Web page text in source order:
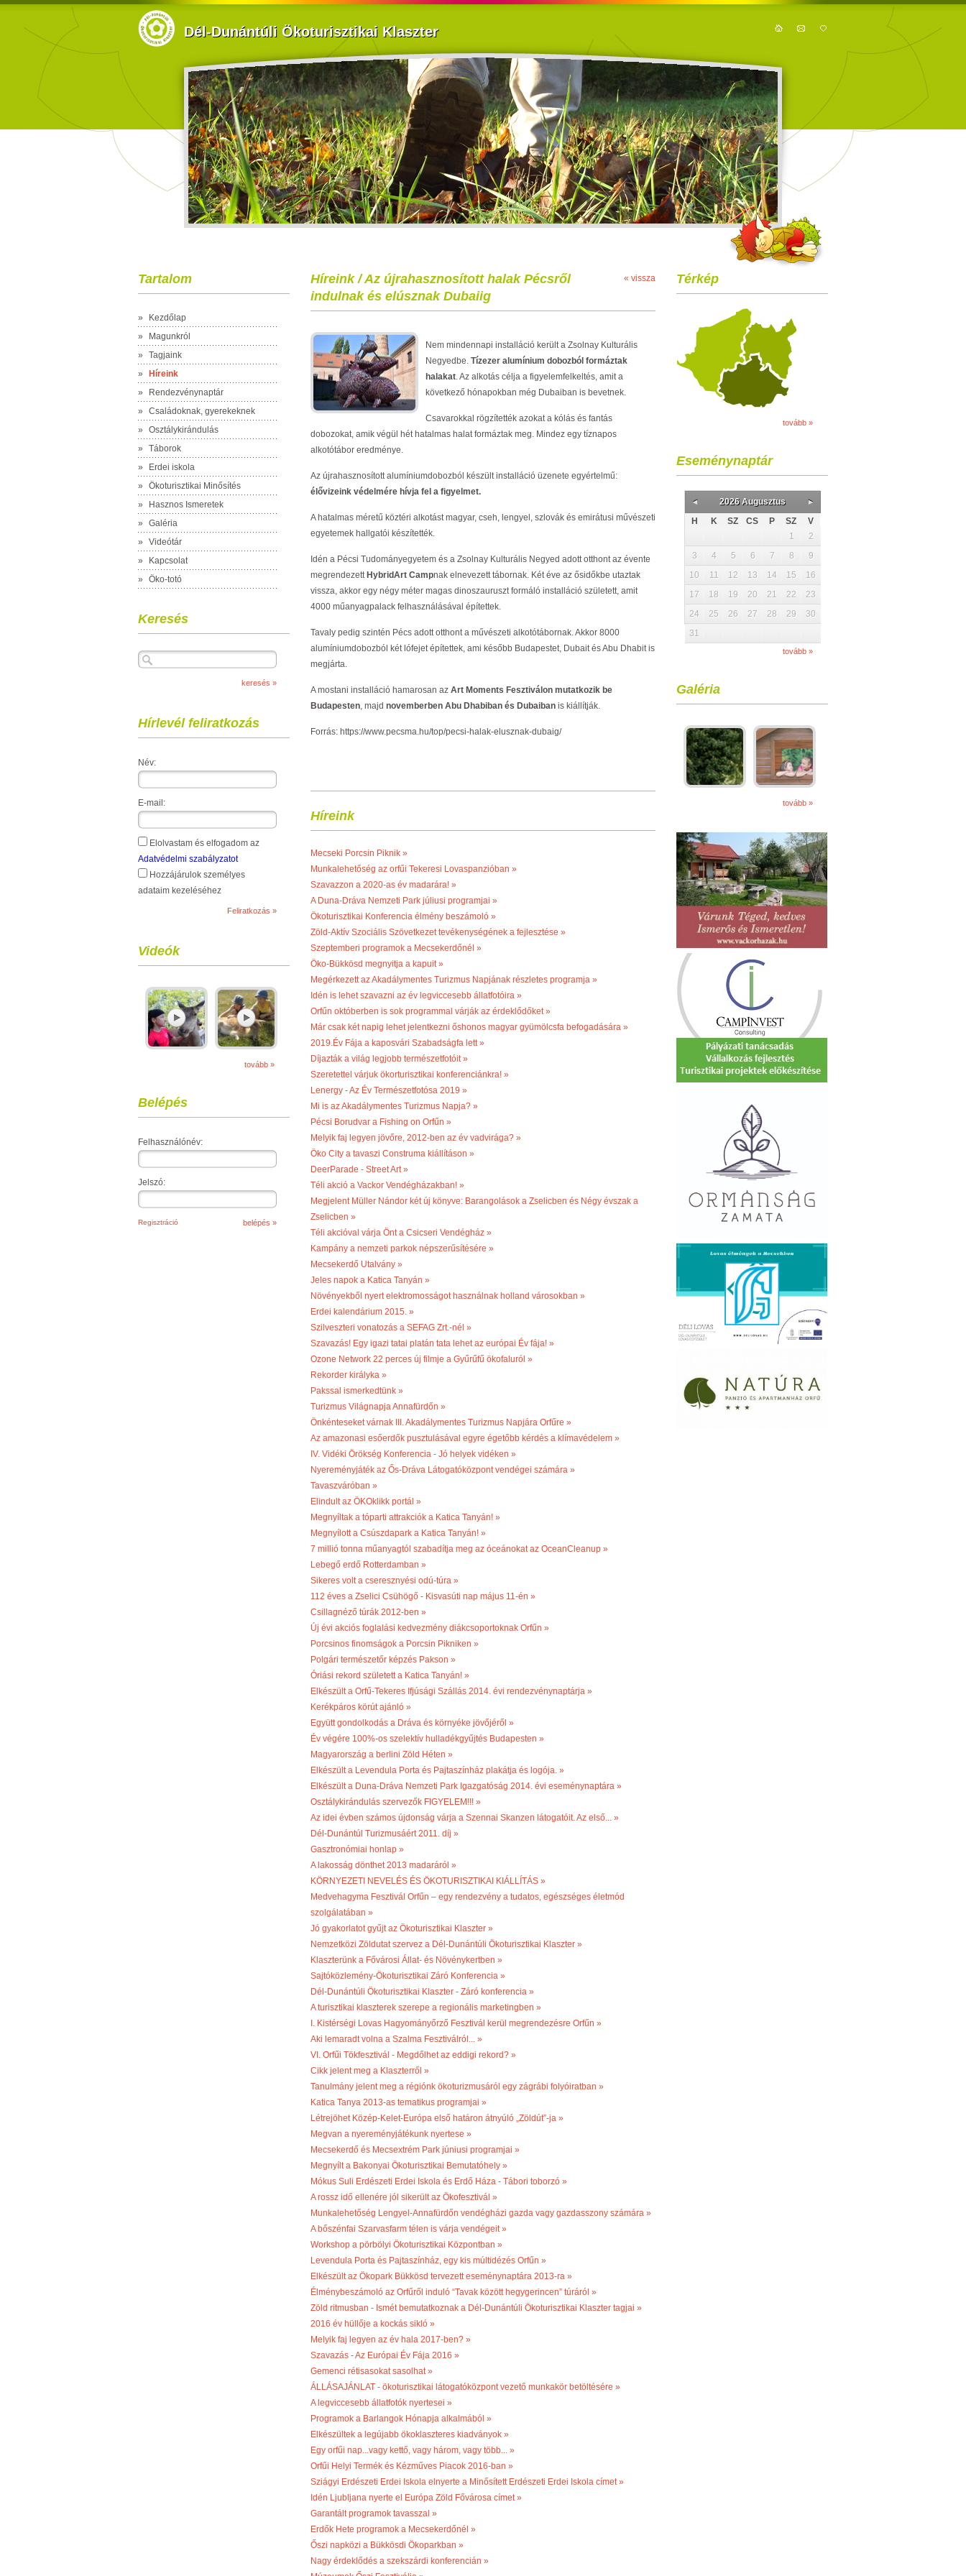
Dél-Dunántúli Ökoturisztikai Klaszter
Tartalom
»
Kezdőlap
»
Magunkról
»
Tagjaink
»
Híreink
»
Rendezvénynaptár
»
Családoknak, gyerekeknek
»
Osztálykirándulás
»
Táborok
»
Erdei iskola
»
Ökoturisztikai Minősítés
»
Hasznos Ismeretek
»
Galéria
»
Videótár
»
Kapcsolat
»
Öko-totó
Keresés
Hírlevél feliratkozás
Név:
E-mail:
Elolvastam és elfogadom az
Adatvédelmi szabályzatot
Hozzájárulok személyes
adataim kezeléséhez
Videók
tovább »
Belépés
Felhasználónév:
Jelszó:
Regisztráció
« vissza
Híreink / Az újrahasznosított halak Pécsről
indulnak és elúsznak Dubaiig
Nem mindennapi installáció került a Zsolnay Kulturális
Negyedbe. Tízezer alumínium dobozból formáztak
halakat. Az alkotás célja a figyelemfelkeltés, amit a
következő hónapokban még Dubaiban is bevetnek.
Csavarokkal rögzítették azokat a kólás és fantás
dobozokat, amik végül hét hatalmas halat formáztak meg. Mindez egy tíznapos
alkotótábor eredménye.
Az újrahasznosított alumíniumdobozból készült installáció üzenete egyértelmű:
élővizeink védelmére hívja fel a figyelmet.
A hatalmas méretű köztéri alkotást magyar, cseh, lengyel, szlovák és emirátusi művészeti
egyetemek hallgatói készítették.
Idén a Pécsi Tudományegyetem és a Zsolnay Kulturális Negyed adott otthont az évente
megrendezett HybridArt Campnak elnevezett tábornak. Két éve az ősidőkbe utaztak
vissza, akkor egy négy méter magas dinoszauruszt formáló installáció született, amit
4000 műanyagpalack felhasználásával építettek.
Tavaly pedig szintén Pécs adott otthont a művészeti alkotótábornak. Akkor 8000
alumíniumdobozból két lófejet építettek, ami később Budapestet, Dubait és Abu Dhabit is
megjárta.
A mostani installáció hamarosan az Art Moments Fesztiválon mutatkozik be
Budapesten, majd novemberben Abu Dhabiban és Dubaiban is kiállítják.
Forrás: https://www.pecsma.hu/top/pecsi-halak-elusznak-dubaig/
Híreink
Mecseki Porcsin Piknik »
Munkalehetőség az orfűi Tekeresi Lovaspanzióban »
Szavazzon a 2020-as év madarára! »
A Duna-Dráva Nemzeti Park júliusi programjai »
Ökoturisztikai Konferencia élmény beszámoló »
Zöld-Aktív Szociális Szövetkezet tevékenységének a fejlesztése »
Szeptemberi programok a Mecsekerdőnél »
Öko-Bükkösd megnyitja a kapuit »
Megérkezett az Akadálymentes Turizmus Napjának részletes programja »
Idén is lehet szavazni az év legviccesebb állatfotóira »
Orfűn októberben is sok programmal várják az érdeklődőket »
Már csak két napig lehet jelentkezni őshonos magyar gyümölcsfa befogadására »
2019.Év Fája a kaposvári Szabadságfa lett »
Díjazták a világ legjobb természetfotóit »
Szeretettel várjuk ökorturisztikai konferenciánkra! »
Lenergy - Az Év Természetfotósa 2019 »
Mi is az Akadálymentes Turizmus Napja? »
Pécsi Borudvar a Fishing on Orfűn »
Melyik faj legyen jövőre, 2012-ben az év vadvirága? »
Öko City a tavaszi Construma kiállításon »
DeerParade - Street Art »
Téli akció a Vackor Vendégházakban! »
Megjelent Müller Nándor két új könyve: Barangolások a Zselicben és Négy évszak a
Zselicben »
Téli akcióval várja Önt a Csicseri Vendégház »
Kampány a nemzeti parkok népszerűsítésére »
Mecsekerdő Utalvány »
Jeles napok a Katica Tanyán »
Növényekből nyert elektromosságot használnak holland városokban »
Erdei kalendárium 2015. »
Szilveszteri vonatozás a SEFAG Zrt.-nél »
Szavazás! Egy igazi tatai platán tata lehet az európai Év fája! »
Ozone Network 22 perces új filmje a Gyűrűfű ökofaluról »
Rekorder királyka »
Pakssal ismerkedtünk »
Turizmus Világnapja Annafürdőn »
Önkénteseket várnak III. Akadálymentes Turizmus Napjára Orfűre »
Az amazonasi esőerdők pusztulásával egyre égetőbb kérdés a klímavédelem »
IV. Vidéki Örökség Konferencia - Jó helyek vidéken »
Nyereményjáték az Ős-Dráva Látogatóközpont vendégei számára »
Tavaszváróban »
Elindult az ÖKOklikk portál »
Megnyíltak a tóparti attrakciók a Katica Tanyán! »
Megnyílott a Csúszdapark a Katica Tanyán! »
7 millió tonna műanyagtól szabadítja meg az óceánokat az OceanCleanup »
Lebegő erdő Rotterdamban »
Sikeres volt a cseresznyési odú-túra »
112 éves a Zselici Csühögő - Kisvasúti nap május 11-én »
Csillagnéző túrák 2012-ben »
Új évi akciós foglalási kedvezmény diákcsoportoknak Orfűn »
Porcsinos finomságok a Porcsin Pikniken »
Polgári természetőr képzés Pakson »
Óriási rekord született a Katica Tanyán! »
Elkészült a Orfű-Tekeres Ifjúsági Szállás 2014. évi rendezvénynaptárja »
Kerékpáros körút ajánló »
Együtt gondolkodás a Dráva és környéke jövőjéről »
Év végére 100%-os szelektív hulladékgyűjtés Budapesten »
Magyarország a berlini Zöld Héten »
Elkészült a Levendula Porta és Pajtaszínház plakátja és logója. »
Elkészült a Duna-Dráva Nemzeti Park Igazgatóság 2014. évi eseménynaptára »
Osztálykirándulás szervezők FIGYELEM!!! »
Az idei évben számos újdonság várja a Szennai Skanzen látogatóit. Az első... »
Dél-Dunántúl Turizmusáért 2011. díj »
Gasztronómiai honlap »
A lakosság dönthet 2013 madaráról »
KÖRNYEZETI NEVELÉS ÉS ÖKOTURISZTIKAI KIÁLLÍTÁS »
Medvehagyma Fesztivál Orfűn – egy rendezvény a tudatos, egészséges életmód
szolgálatában »
Jó gyakorlatot gyűjt az Ökoturisztikai Klaszter »
Nemzetközi Zöldutat szervez a Dél-Dunántúli Ökoturisztikai Klaszter »
Klaszterünk a Fővárosi Állat- és Növénykertben »
Sajtóközlemény-Ökoturisztikai Záró Konferencia »
Dél-Dunántúli Ökoturisztikai Klaszter - Záró konferencia »
A turisztikai klaszterek szerepe a regionális marketingben »
I. Kistérségi Lovas Hagyományőrző Fesztivál kerül megrendezésre Orfűn »
Aki lemaradt volna a Szalma Fesztiválról... »
VI. Orfűi Tökfesztivál - Megdőlhet az eddigi rekord? »
Cikk jelent meg a Klaszterről »
Tanulmány jelent meg a régiónk ökoturizmusáról egy zágrábi folyóiratban »
Katica Tanya 2013-as tematikus programjai »
Létrejöhet Közép-Kelet-Európa első határon átnyúló „Zöldút”-ja »
Megvan a nyereményjátékunk nyertese »
Mecsekerdő és Mecsextrém Park júniusi programjai »
Megnyílt a Bakonyai Ökoturisztikai Bemutatóhely »
Mókus Suli Erdészeti Erdei Iskola és Erdő Háza - Tábori toborzó »
A rossz idő ellenére jól sikerült az Ökofesztivál »
Munkalehetőség Lengyel-Annafürdőn vendégházi gazda vagy gazdasszony számára »
A bőszénfai Szarvasfarm télen is várja vendégeit »
Workshop a pörbölyi Ökoturisztikai Központban »
Levendula Porta és Pajtaszínház, egy kis múltidézés Orfűn »
Elkészült az Ökopark Bükkösd tervezett eseménynaptára 2013-ra »
Élménybeszámoló az Orfűről induló “Tavak között hegygerincen” túráról »
Zöld ritmusban - Ismét bemutatkoznak a Dél-Dunántúli Ökoturisztikai Klaszter tagjai »
2016 év hüllője a kockás sikló »
Melyik faj legyen az év hala 2017-ben? »
Szavazás - Az Európai Év Fája 2016 »
Gemenci rétisasokat sasolhat »
ÁLLÁSAJÁNLAT - ökoturisztikai látogatóközpont vezető munkakör betöltésére »
A legviccesebb állatfotók nyertesei »
Programok a Barlangok Hónapja alkalmából »
Elkészültek a legújabb ökoklaszteres kiadványok »
Egy orfűi nap...vagy kettő, vagy három, vagy több... »
Orfűi Helyi Termék és Kézműves Piacok 2016-ban »
Sziágyi Erdészeti Erdei Iskola elnyerte a Minősített Erdészeti Erdei Iskola címet »
Idén Ljubljana nyerte el Európa Zöld Fővárosa címet »
Garantált programok tavasszal »
Erdők Hete programok a Mecsekerdőnél »
Őszi napközi a Bükkösdi Ökoparkban »
Nagy érdeklődés a szekszárdi konferencián »
Térkép
tovább »
Eseménynaptár
2026 Augusztus
H
K SZ CS P SZ
V
1
2
3
4 5 6 7 8
9
10
11 12 13 14 15
16
17
18 19 20 21 22
23
24
25 26 27 28 29
30
31
tovább »
Galéria
tovább »